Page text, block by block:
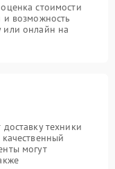
стоимости
и возможность
или онлайн на
техники
могут